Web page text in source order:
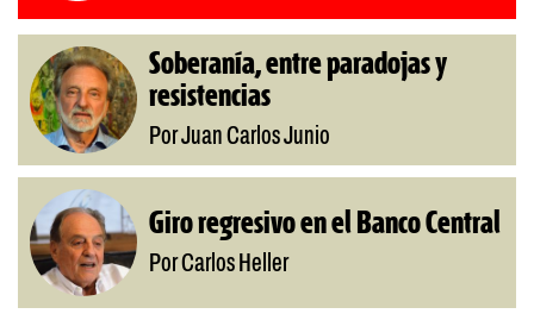
Soberanía, entre paradojas y
resistencias
Por Juan Carlos Junio
Giro regresivo en el Banco Central
Por Carlos Heller